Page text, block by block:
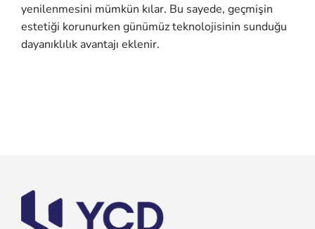
yenilenmesini mümkün kılar. Bu sayede, geçmişin
estetiği korunurken günümüz teknolojisinin sunduğu
dayanıklılık avantajı eklenir.